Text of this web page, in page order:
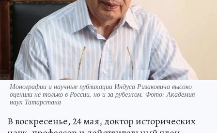
Монографии и научные публикации Индуса Ризаковича высоко
оценили не только в России, но и за рубежом. Фото: Академия
наук Татарстана
В воскресенье, 24 мая, доктор исторических